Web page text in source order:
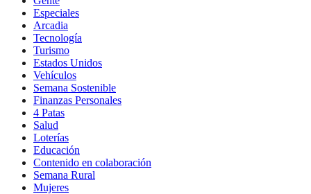
Especiales
Arcadia
Tecnología
Turismo
Estados Unidos
Vehículos
Semana Sostenible
Finanzas Personales
4 Patas
Salud
Loterías
Educación
Contenido en colaboración
Semana Rural
Mujeres